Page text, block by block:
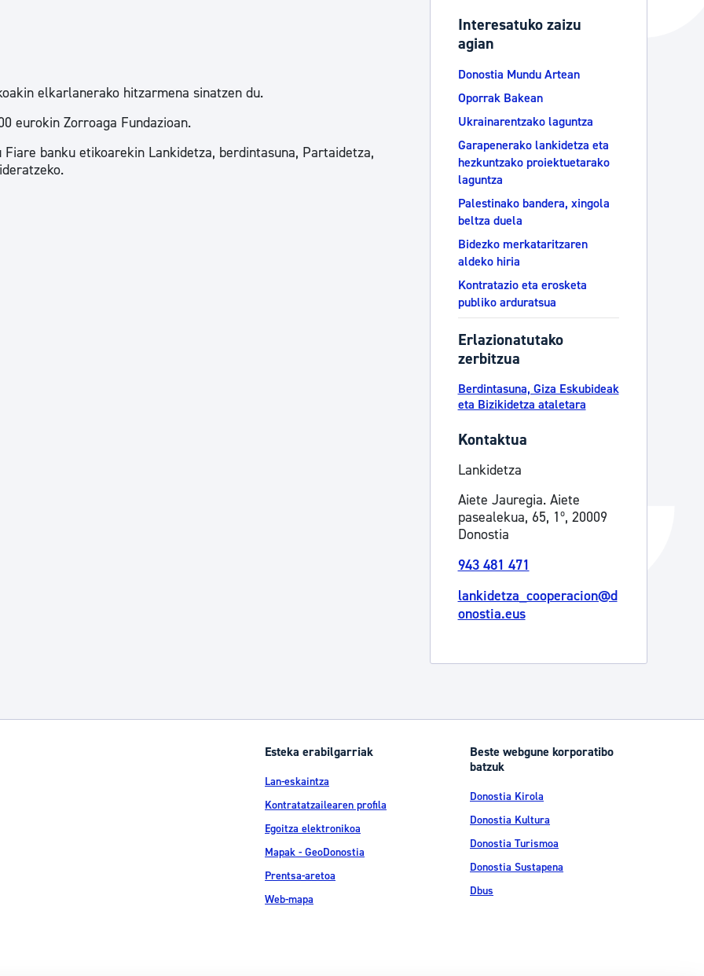
Berdintasuna, Giza Eskubideak eta bizikidetza
Izapideen katalogoa
Tramitaziorako laguntza
elkarlanerako hitzarmena sinatzen du.
eurokin Zorroaga Fundazioan.
banku etikoarekin Lankidetza, berdintasuna, Partaidetza,
Interesatuko zaizu
agian
Donostia Mundu Artean
Oporrak Bakean
Ukrainarentzako laguntza
Garapenerako lankidetza eta
hezkuntzako proiektuetarako
laguntza
Palestinako bandera, xingola
beltza duela
Bidezko merkataritzaren
aldeko hiria
Kontratazio eta erosketa
publiko arduratsua
Erlazionatutako
zerbitzua
Berdintasuna, Giza Eskubideak
eta Bizikidetza ataletara
Kontaktua
Lankidetza
Aiete Jauregia. Aiete
pasealekua, 65, 1º, 20009
Donostia
943 481 471
lankidetza_cooperacion@d
onostia.eus
Esteka erabilgarriak
Lan-eskaintza
Kontratatzailearen profila
Egoitza elektronikoa
Mapak - GeoDonostia
Prentsa-aretoa
Web-mapa
Beste webgune korporatibo
batzuk
Donostia Kirola
Donostia Kultura
Donostia Turismoa
Donostia Sustapena
Dbus